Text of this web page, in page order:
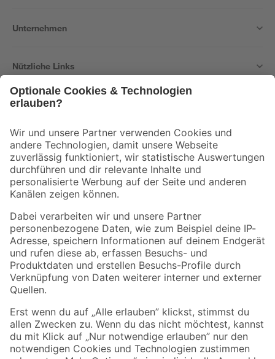
Unternehmen
Nützliche Links
Der toom Newsletter: Keine Angebote und Aktionen mehr verpassen!
Zur Newsletter Anmeldung
Folge uns
Zahlungsarten Versandarten
Sicher einkaufen
Jetzt die toom-App herunterladen